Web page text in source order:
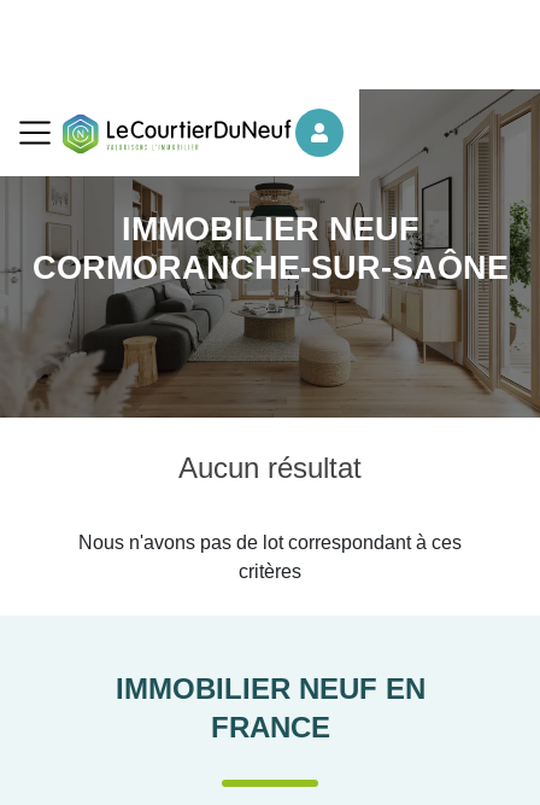
IMMOBILIER NEUF
CORMORANCHE-SUR-SAÔNE
Aucun résultat
Nous n'avons pas de lot correspondant à ces
critères
IMMOBILIER NEUF EN
FRANCE